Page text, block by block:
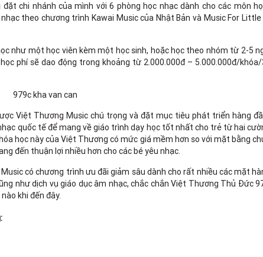
chi nhánh của mình với 6 phòng học nhạc dành cho các môn
theo chương trình Kawai Music của Nhật Bản và Music For
như một học viên kèm một học sinh, hoặc học theo nhóm từ 2-5
phí sẽ dao động trong khoảng từ 2.000.000đ – 5.000.000đ/
Việt Thương Music chú trọng và đặt mục tiêu phát triển hàng
quốc tế để mang về giáo trình dạy học tốt nhất cho trẻ từ hai
học này của Việt Thương có mức giá mềm hơn so với mặt bằng
đến thuận lợi nhiều hơn cho các bé yêu nhạc.
có chương trình ưu đãi giảm sâu dành cho rất nhiều các mặt
như dịch vụ giáo dục âm nhạc, chắc chắn Việt Thương Thủ Đức
khi đến đây.